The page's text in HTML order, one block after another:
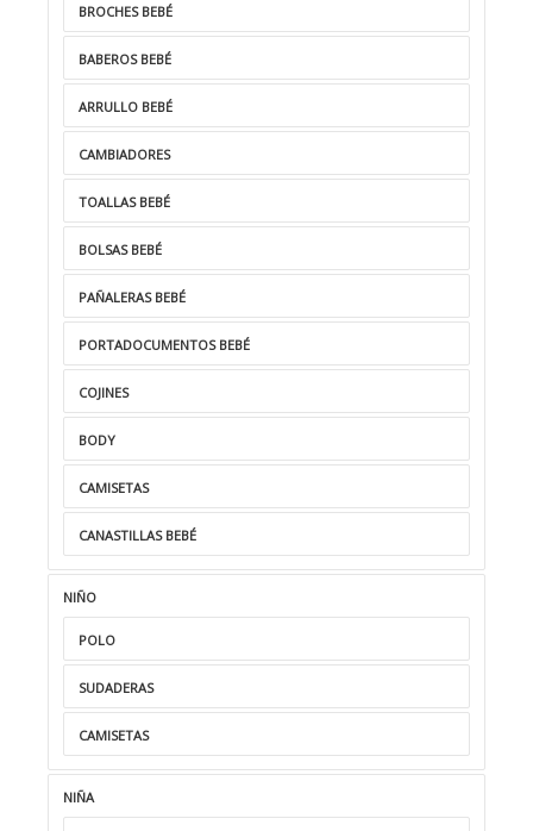
BROCHES BEBÉ
BABEROS BEBÉ
ARRULLO BEBÉ
CAMBIADORES
TOALLAS BEBÉ
BOLSAS BEBÉ
PAÑALERAS BEBÉ
PORTADOCUMENTOS BEBÉ
COJINES
BODY
CAMISETAS
CANASTILLAS BEBÉ
NIÑO
POLO
SUDADERAS
CAMISETAS
NIÑA